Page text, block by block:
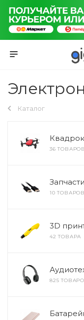
Каталог
36 ТОВАРОВ
10 ТОВАРОВ
3D
42 ТОВАРА
825